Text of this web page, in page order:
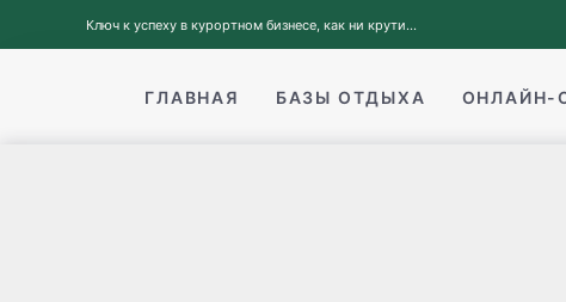
Ключ к успеху в курортном бизнесе, как ни крути...
ГЛАВНАЯ БАЗЫ ОТДЫХА ОНЛАЙН-